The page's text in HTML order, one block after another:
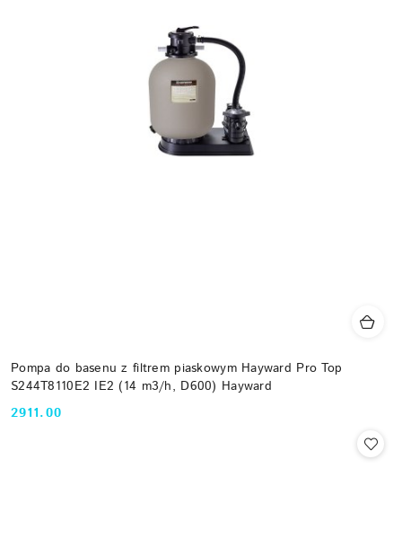
Pompa do basenu z filtrem piaskowym Hayward Pro Top
S244T8110E2 IE2 (14 m3/h, D600) Hayward
Cena:
2911.00